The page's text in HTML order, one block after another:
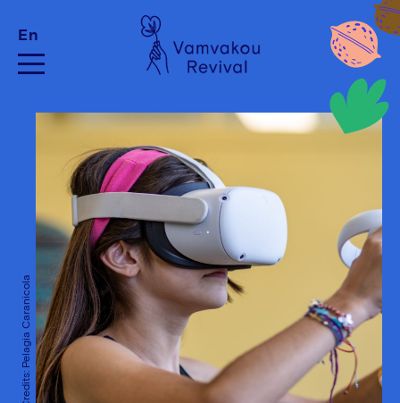
En
Photo Credits: Pelagia Caranicola